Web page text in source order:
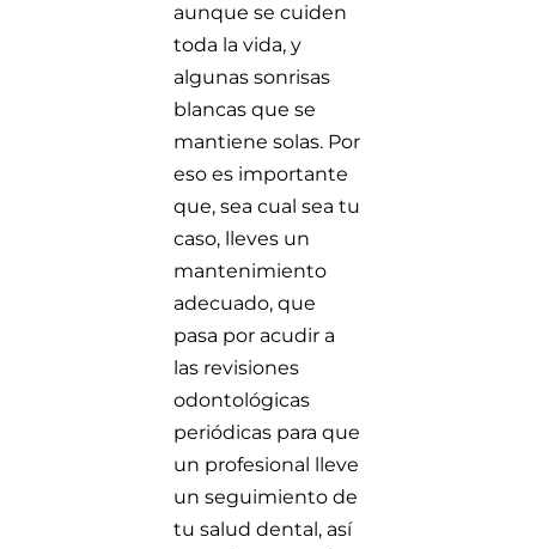
aunque se cuiden
toda la vida, y
algunas sonrisas
blancas que se
mantiene solas. Por
eso es importante
que, sea cual sea tu
caso, lleves un
mantenimiento
adecuado, que
pasa por acudir a
las revisiones
odontológicas
periódicas para que
un profesional lleve
un seguimiento de
tu salud dental, así